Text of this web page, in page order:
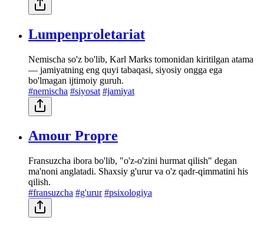
Lumpenproletariat
Nemischa so'z bo'lib, Karl Marks tomonidan kiritilgan atama
— jamiyatning eng quyi tabaqasi, siyosiy ongga ega
bo'lmagan ijtimoiy guruh.
#nemischa #siyosat #jamiyat
Amour Propre
Fransuzcha ibora bo'lib, "o'z-o'zini hurmat qilish" degan
ma'noni anglatadi. Shaxsiy g'urur va o'z qadr-qimmatini his
qilish.
#fransuzcha #g'urur #psixologiya